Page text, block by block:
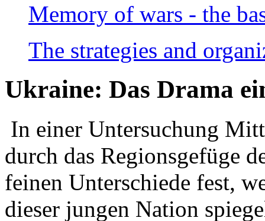
Memory of wars - the
The strategies and
Ukraine: Das Drama
In einer Untersuchung
durch das Regionsgefüge
feinen Unterschiede fest,
dieser jungen Nation